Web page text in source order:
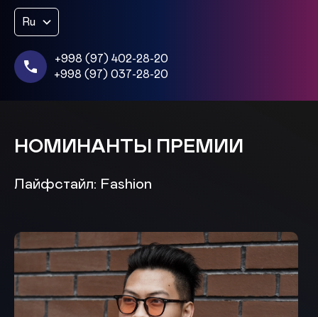
Ru
+998 (97) 402-28-20
+998 (97) 037-28-20
НОМИНАНТЫ ПРЕМИИ
Лайфстайл: Fashion